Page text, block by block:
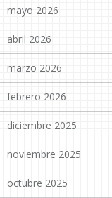
mayo 2026
abril 2026
marzo 2026
febrero 2026
diciembre 2025
noviembre 2025
octubre 2025